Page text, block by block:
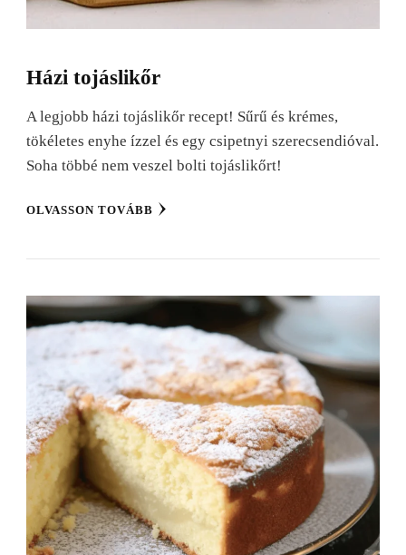
Házi tojáslikőr
A legjobb házi tojáslikőr recept! Sűrű és krémes,
tökéletes enyhe ízzel és egy csipetnyi szerecsendióval.
Soha többé nem veszel bolti tojáslikőrt!
OLVASSON TOVÁBB